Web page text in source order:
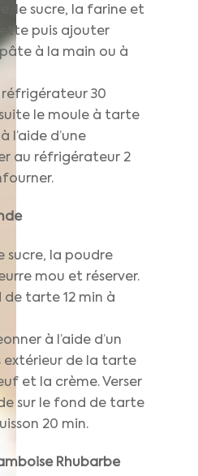
le sucre, la farine et
puis ajouter
à la main ou à
réfrigérateur 30
le moule à tarte
l’aide d’une
au réfrigérateur 2
sucre, la poudre
mou et réserver.
tarte 12 min à
à l’aide d’un
extérieur de la tarte
et la crème. Verser
sur le fond de tarte
20 min.
Rhubarbe